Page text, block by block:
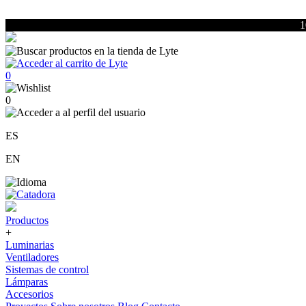
0
0
ES
EN
Productos
+
Luminarias
Ventiladores
Sistemas de control
Lámparas
Accesorios